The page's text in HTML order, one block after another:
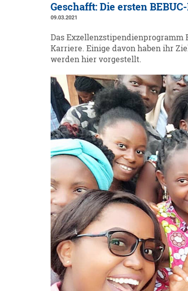
Geschafft: Die ersten
09.03.2021
Das Exzellenzstipendienprogramm
Karriere. Einige davon haben ihr
werden hier vorgestellt.